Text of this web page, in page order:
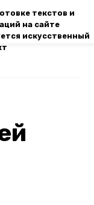
текстов и
на сайте
искусственный